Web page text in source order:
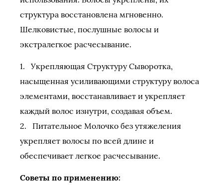
структура восстановлена мгновенно.
Шелковистые, послушные волосы и
экстралегкое расчесывание.
1. Укрепляющая Структуру Сыворотка,
насыщенная усиливающими структуру волоса
элементами, восстанавливает и укрепляет
каждый волос изнутри, создавая объем.
2. Питательное Молочко без утяжеления
укрепляет волосы по всей длине и
обеспечивает легкое расчесывание.
Советы по применению: